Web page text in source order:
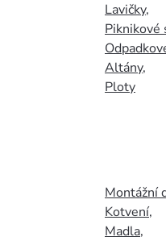
Lavičky,
Piknikové
Altány,
Ploty
Montážní
Kotvení,
Madla,